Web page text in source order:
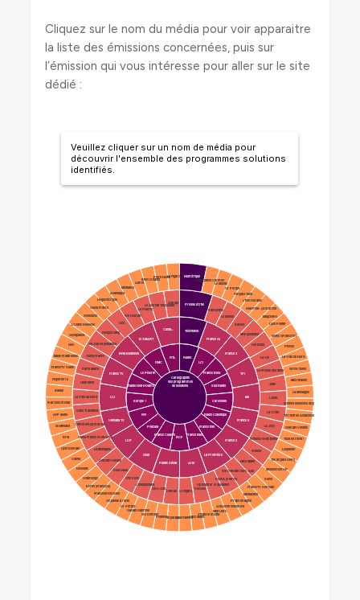
Cliquez sur le nom du média pour voir apparaitre
la liste des émissions concernées, puis sur
l’émission qui vous intéresse pour aller sur le site
dédié :